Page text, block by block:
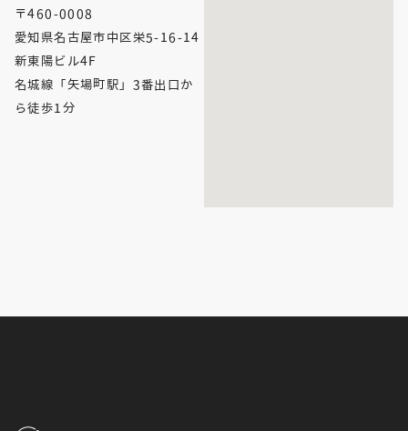
〒460-0008
愛知県名古屋市中区栄5-16-14
新東陽ビル4F
名城線「矢場町駅」3番出口か
ら徒歩1分